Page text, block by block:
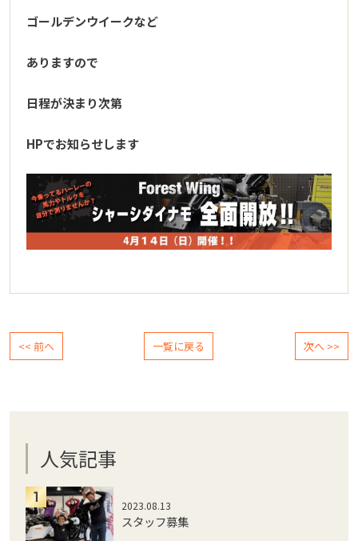
ゴールデンウイークなど
ありますので
日程が決まり次第
HPでお知らせします
<< 前へ 一覧に戻る 次へ >>
人気記事
2023.08.13
スタッフ募集